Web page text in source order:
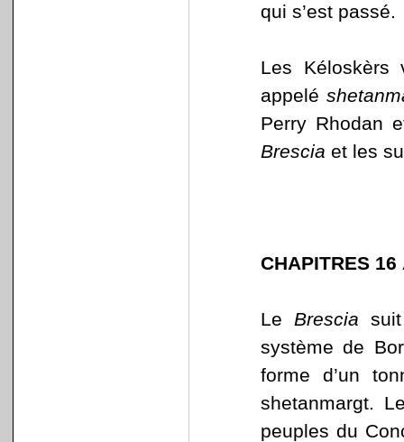
qui s’est passé.
Les Kéloskèrs
appelé
Perry Rhodan
Brescia et les
CHAPITRES 16
Le Brescia
système de
forme d’un
shetanmargt.
peuples du